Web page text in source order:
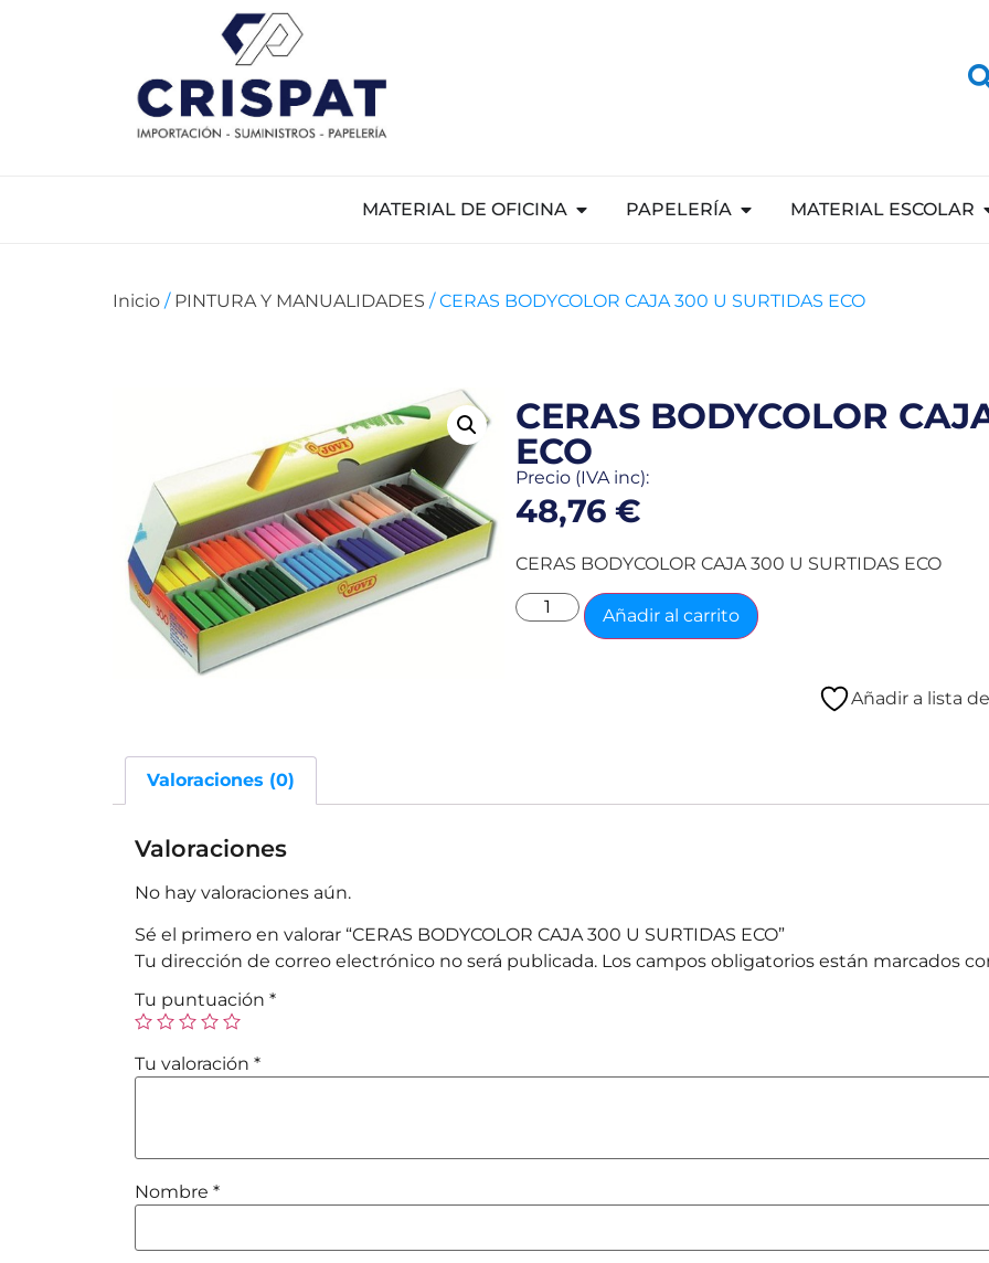
MATERIAL DE OFICINA PAPELERÍA MATERIAL ESCOLAR
Inicio / PINTURA Y MANUALIDADES / CERAS BODYCOLOR CAJA 300 U SURTIDAS ECO
CERAS BODYCOLOR
ECO
Precio (IVA inc):
48,76€
CERAS BODYCOLOR CAJA 300 U SURTIDAS ECO
Añadir al carrito
Añadir a lista
Valoraciones (0)
Valoraciones
No hay valoraciones aún.
Sé el primero en valorar “CERAS BODYCOLOR CAJA 300 U SURTIDAS ECO”
Tu dirección de correo electrónico no será publicada. Los campos obligatorios están marcados
Tu puntuación *
Tu valoración *
Nombre *